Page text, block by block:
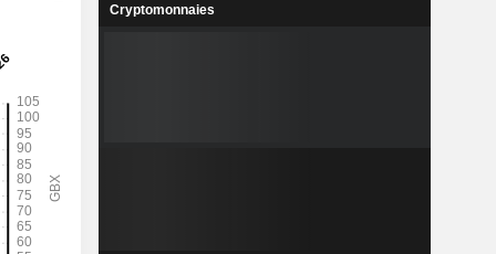
Cryptomonnaies